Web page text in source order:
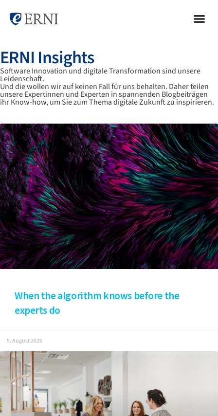
ERNI Insights
Software Innovation und digitale Transformation sind unsere
Leidenschaft.
Und die wollen wir auf keinen Fall für uns behalten. Daher teilen
unsere Expertinnen und Experten in spannenden Blogbeiträgen
ihr Know-how, um Sie zum Thema digitale Zukunft zu inspirieren.
When the algorithm knows before the
experts do
5. August 2026